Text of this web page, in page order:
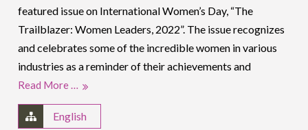
featured issue on International Women’s Day, “The
Trailblazer: Women Leaders, 2022”. The issue recognizes
and celebrates some of the incredible women in various
industries as a reminder of their achievements and
Read More …
English